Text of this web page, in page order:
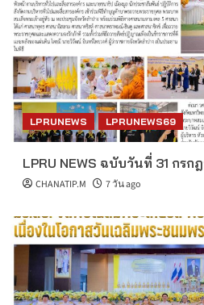
LPRUNEWS LPRUNEWS69
LPRU NEWS ฉบับวันที่ 31 กรก
CHANATIP.M 7 วัน ago